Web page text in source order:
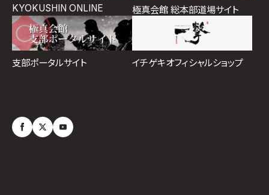
KYOKUSHIN ONLINE 極真会館 総本部道場サイト
支部ポータルサイト イチゲキオフィシャルショップ